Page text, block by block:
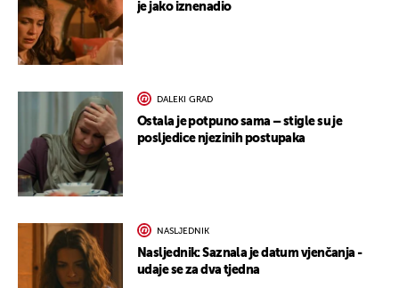
je jako iznenadio
DALEKI GRAD
Ostala je potpuno sama – stigle su je
posljedice njezinih postupaka
NASLJEDNIK
Nasljednik: Saznala je datum vjenčanja -
udaje se za dva tjedna